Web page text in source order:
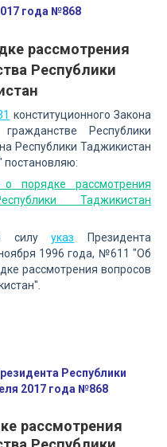
года №868
рассмотрения
Республики
конституционного Закона
Республики
Республики Таджикистан
постановляю:
о порядке рассмотрения
Таджикистан
силууказ Президента
1996 года, №611 "Об
рассмотрения вопросов
Республики
2017 года №868
рассмотрения